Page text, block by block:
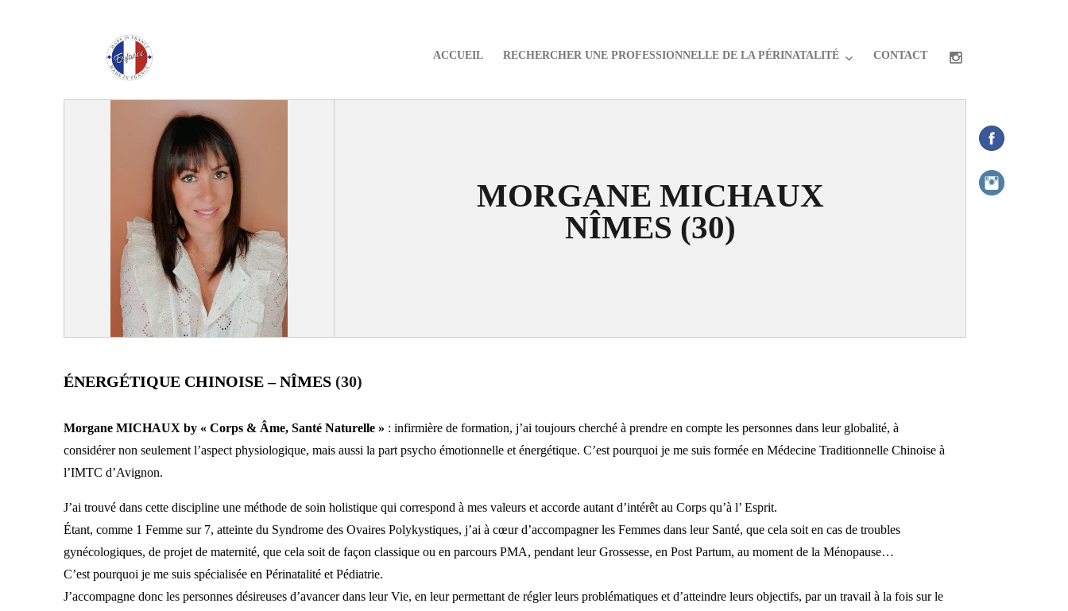
Enfance Made in France
ACCUEIL RECHERCHER UNE PROFESSIONNELLE DE LA PÉRINATALITÉ CONTACT
MORGANE MICHAUX
NÎMES (30)
ÉNERGÉTIQUE CHINOISE – NÎMES (30)
Morgane MICHAUX by « Corps & Âme, Santé Naturelle » : infirmière de formation, j’ai toujours cherché à prendre en compte les personnes dans leur globalité, à
considérer non seulement l’aspect physiologique, mais aussi la part psycho émotionnelle et énergétique. C’est pourquoi je me suis formée en Médecine Traditionnelle Chinoise à
l’IMTC d’Avignon.
J’ai trouvé dans cette discipline une méthode de soin holistique qui correspond à mes valeurs et accorde autant d’intérêt au Corps qu’à l’ Esprit.
Étant, comme 1 Femme sur 7, atteinte du Syndrome des Ovaires Polykystiques, j’ai à cœur d’accompagner les Femmes dans leur Santé, que cela soit en cas de troubles
gynécologiques, de projet de maternité, que cela soit de façon classique ou en parcours PMA, pendant leur Grossesse, en Post Partum, au moment de la Ménopause…
C’est pourquoi je me suis spécialisée en Périnatalité et Pédiatrie.
J’accompagne donc les personnes désireuses d’avancer dans leur Vie, en leur permettant de régler leurs problématiques et d’atteindre leurs objectifs, par un travail à la fois sur le